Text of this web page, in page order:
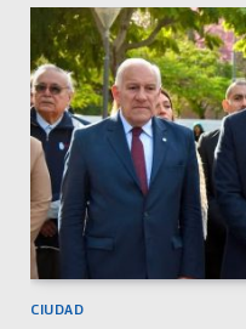
CIUDAD